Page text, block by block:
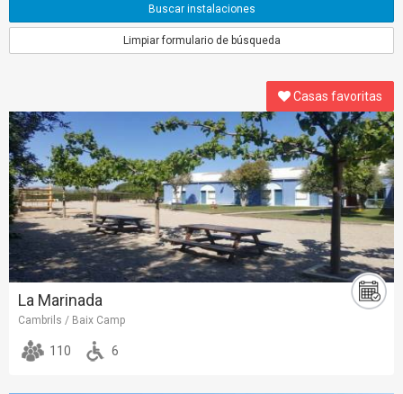
Buscar instalaciones
Limpiar formulario de búsqueda
Casas favoritas
La Marinada
Cambrils / Baix Camp
110 6